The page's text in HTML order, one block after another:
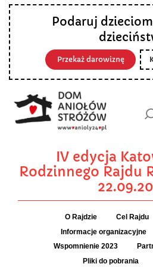
Podaruj
Przekaż darowiznę
IV edycja
Rodzinnego Rajdu
O Rajdzie Cel Rajdu
Informacje organizacyjne
Wspomnienie 2023
Pliki do pobrania